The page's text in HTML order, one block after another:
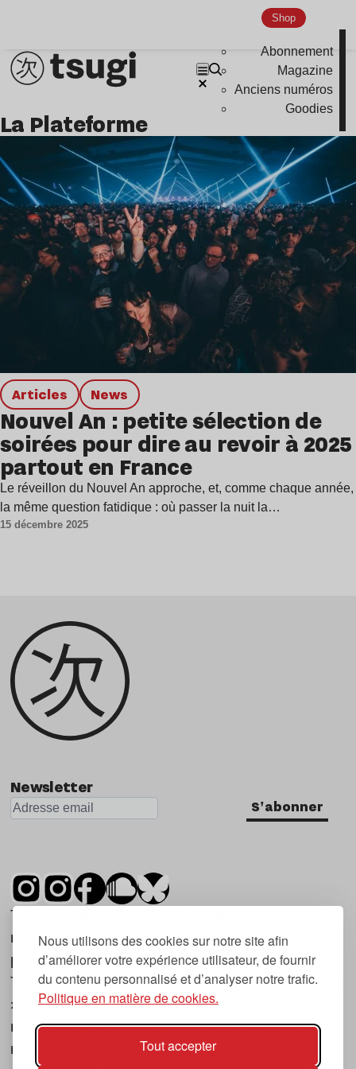
Nous utilisons des cookies sur notre site afin
d’améliorer votre expérience utilisateur, de fournir
du contenu personnalisé et d’analyser notre trafic.
Politique en matière de cookies.
Tout accepter
Shop
Abonnement
Magazine
Anciens numéros
Goodies
La Plateforme
Articles news
Nouvel An : petite sélection de
soirées pour dire au revoir à 2025
partout en France
Le réveillon du Nouvel An approche, et, comme chaque année,
la même question fatidique : où passer la nuit la…
15 décembre 2025
Newsletter
S'abonner
Tsugi est un mensuel indépendant sur la
musique et les nouvelles tendances, dont la
première parution date de 2007.
Tsugi en japonais signifie « prochain », « suivant
», ce qui correspond à la thématique du
magazine, à l’affût des nouvelles tendances
musicales, qu’elles viennent de la musique